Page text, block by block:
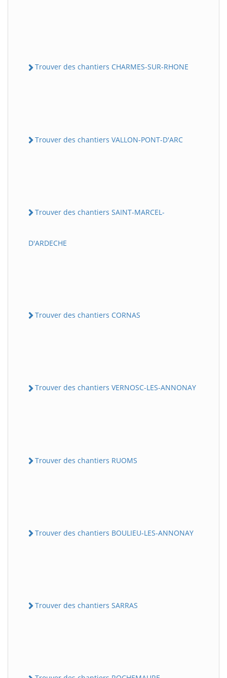
Trouver des chantiers CHARMES-SUR-RHONE
Trouver des chantiers VALLON-PONT-D'ARC
Trouver des chantiers SAINT-MARCEL-
D'ARDECHE
Trouver des chantiers CORNAS
Trouver des chantiers VERNOSC-LES-ANNONAY
Trouver des chantiers RUOMS
Trouver des chantiers BOULIEU-LES-ANNONAY
Trouver des chantiers SARRAS